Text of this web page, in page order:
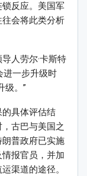
反应。美国军
会将此类分析
人劳尔·卡斯特
进一步升级时
级。”
具体评估结
古巴与美国之
普政府已实施
报官员，并加
渠道的途径。